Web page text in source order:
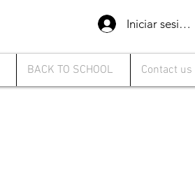
Iniciar sesión
BACK TO SCHOOL Contact us